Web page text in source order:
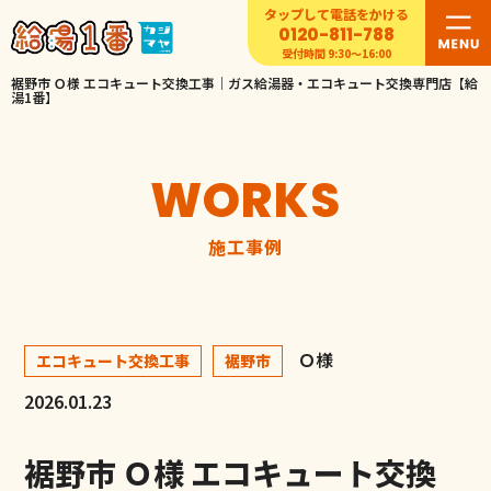
裾野市 Ｏ様 エコキュート交換工事｜ガス給湯器・エコキュート交換専門店【給
湯1番】
WORKS
施工事例
エコキュート交換工事 裾野市
Ｏ様
2026.01.23
裾野市 Ｏ様 エコキュート交換
タップして電話をかける
0120-811-788
受付時間 9:30〜16:00